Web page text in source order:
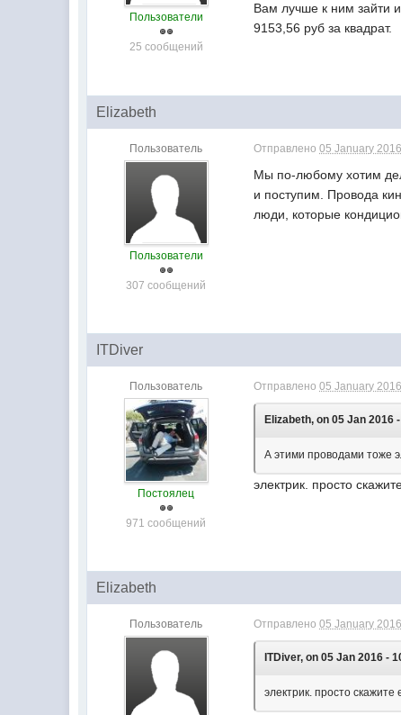
Пользователи
25 сообщений
Вам лучше к ним зайти
9153,56 руб за квадрат.
Elizabeth
Пользователь
Пользователи
307 сообщений
Отправлено05 January
Мы по-любому хотим
и поступим. Провода
люди, которые
ITDiver
Пользователь
Постоялец
971 сообщений
Отправлено05 January
Elizabeth, on 05 Jan 2016
А этими проводами тоже
электрик. просто
Elizabeth
Пользователь Отправлено05 January
ITDiver, on 05 Jan 2016 -
электрик. просто